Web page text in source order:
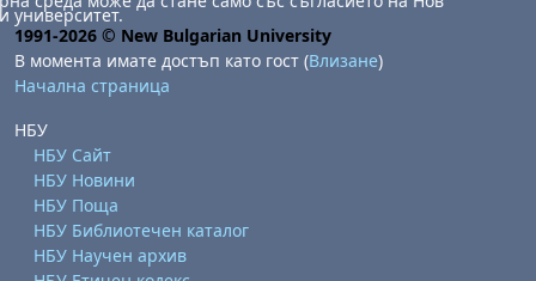
университет.
1991-2026 © New Bulgarian University
В момента имате достъп като гост (Влизане)
Начална страница
НБУ
НБУ Сайт
НБУ Новини
НБУ Поща
НБУ Библиотечен каталог
НБУ Научен архив